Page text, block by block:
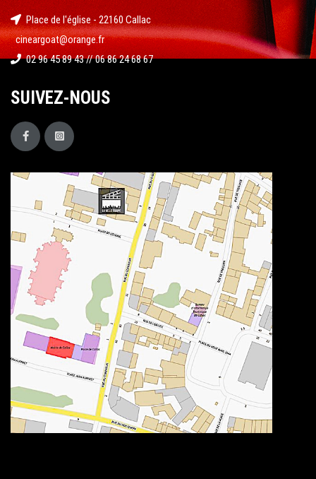
Place de l'église - 22160 Callac
cineargoat@orange.fr
02 96 45 89 43 // 06 86 24 68 67
SUIVEZ-NOUS